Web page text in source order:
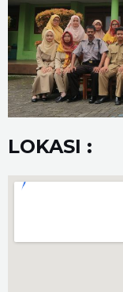
LOKASI :